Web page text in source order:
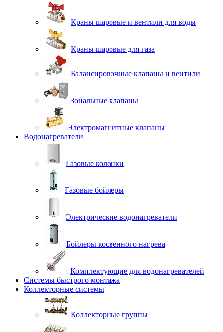
Краны шаровые и вентили для воды
Краны шаровые для газа
Балансировочные клапаны и вентили
Зональные клапаны
Электромагнитные клапаны
Водонагреватели
Газовые колонки
Газовые бойлеры
Электрические водонагреватели
Бойлеры косвенного нагрева
Комплектующие для водонагревателей
Системы быстрого монтажа
Коллекторные системы
Коллекторные группы